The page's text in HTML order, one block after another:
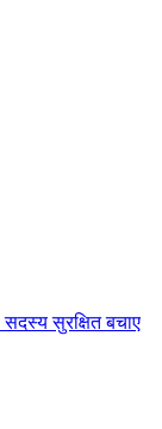
सुरक्षित बचाए